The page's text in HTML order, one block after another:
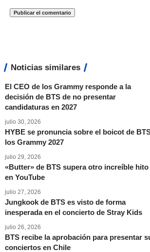
Noticias similares
El CEO de los Grammy responde a la
decisión de BTS de no presentar
candidaturas en 2027
julio 30, 2026
HYBE se pronuncia sobre el boicot de
los Grammy 2027
julio 29, 2026
«Butter» de BTS supera otro increíble hito
en YouTube
julio 27, 2026
Jungkook de BTS es visto de forma
inesperada en el concierto de Stray Kids
julio 26, 2026
BTS recibe la aprobación para presentar
conciertos en Chile